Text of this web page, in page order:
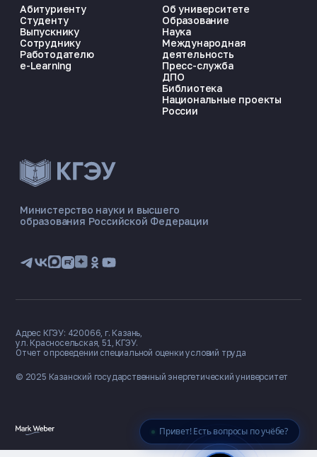
Привет! Есть вопросы по учёбе?
ЭНЕРГОКОД — ПОМОЩНИК КГЭУ
📋 Приёмная комиссия
🏠 Общежитие
Министерство науки и высшего
образования Российской Федерации
Абитуриенту
Студенту
Выпускнику
Сотруднику
Работодателю
e-Learning
Об университете
Образование
Наука
Международная
деятельность
Пресс-служба
ДПО
Библиотека
Национальные проекты
России
© 2025 Казанский государственный энергетический университет
Адрес КГЭУ: 420066, г. Казань,
ул. Красносельская, 51, КГЭУ.
Отчет о проведении специальной оценки условий труда